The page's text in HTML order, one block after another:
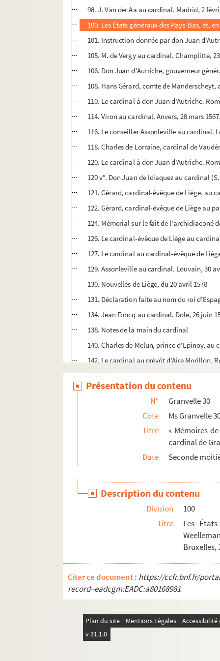
98. J. Van der Aa au cardinal. Madrid, 2
100. Les États généraux des Pays-Bas, et,
101. Instruction donnée par don Juan
105. M. de Vergy au cardinal. Champlitte,
106. Don Juan d'Autriche, gouverneur
108. Hans Gérard, comte de
110. Le cardinal à don Juan d'Autriche.
114. Viron au cardinal. Anvers, 28 mars
116. Le conseiller Assonleville au cardinal.
118. Charles de Lorraine, cardinal de
120. Le cardinal à don Juan d'Autriche.
120 v°. Don Juan de Idiaquez au cardinal
121. Gérard, cardinal-évêque de Liège, au
122. Gérard, cardinal-évêque de Liège au
124. Mémorial sur le fait de l'archidiaconé
126. Le cardinal-évêque de Liège au
127. Le cardinal au cardinal-évêque de
129. Assonleville au cardinal. Louvain, 30
130. Nouvelles de Liège, du 20 avril 1578
131. Déclaration faite au nom du roi
134. Jean Foncq au cardinal. Dole, 26 juin
138. Notes de la main du cardinal
140. Charles de Melun, prince d'Epinoy, au
142. Le cardinal au prévôt d'Aire Morillon.
148. Le cardinal à Charles de Melun,
149. Gérard, cardinal-évêque de Liège, au
151. Le chapitre de Cambrai au cardinal.
155. Instruction du chapitre de Cambrai,
157. Les prévôt et échevins de la cité de
Ms Granvelle 32. « Mémoires de ce qui
Ms Granvelle 33. « Mémoires de ce qui
Ms Granvelle 35. Mémoires de Granvelle.
Ms Granvelle 36. Mémoires de Granvelle.
Ms Granvelle 37. Mémoires de Granvelle.
Ms Granvelle 38. Correspondance du
Ms Granvelle 39. Correspondance du
Présentation du contenu
N°
Granvelle 30
Cote
Ms Granvelle
Titre
« Mémoires
cardinal de
Date
Seconde
Description du contenu
Division
100
Titre
Les
Bruxelles,
Citer ce document : https://ccfr.bnf.fr/
record=eadcgm:EADC:a80168981
Plan du site Mentions Légales
v 31.1.0